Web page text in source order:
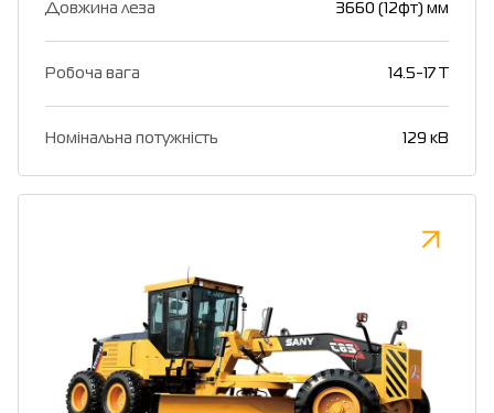
Довжина леза 3660 (12фт) мм
Робоча вага 14.5-17 T
Номінальна потужність 129 кВ